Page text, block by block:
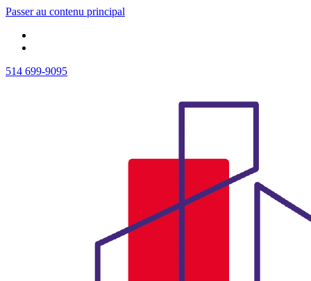
Passer au contenu principal
514 699-9095